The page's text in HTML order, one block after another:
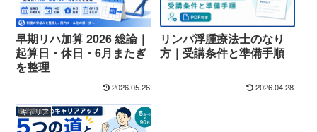
早期リハ加算 2026 総論｜
起算日・休日・6月またぎ
を整理
2026.05.26
リンパ浮腫療法士のなり
方｜受講条件と準備手順
2026.04.28
キャリア